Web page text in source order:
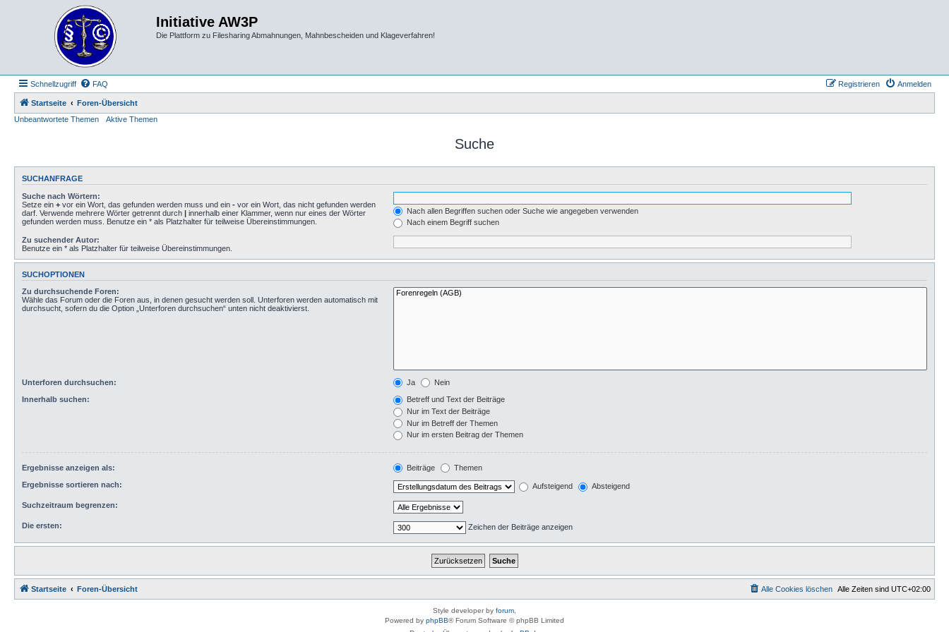
Initiative AW3P
Die Plattform zu Filesharing Abmahnungen, Mahnbescheiden und Klageverfahren!
Schnellzugriff FAQ Anmelden
Registrieren
Startseite
Foren-Übersicht
Unbeantwortete Themen
Aktive Themen
Suche
SUCHANFRAGE
Suche nach Wörtern:
Setze ein + vor ein Wort, das gefunden werden muss und ein - vor ein Wort, das nicht gefunden werden
darf. Verwende mehrere Wörter getrennt durch | innerhalb einer Klammer, wenn nur eines der Wörter
gefunden werden muss. Benutze ein * als Platzhalter für teilweise Übereinstimmungen.
Nach allen Begriffen suchen oder Suche wie angegeben verwenden
Nach einem Begriff suchen
Zu suchender Autor:
Benutze ein * als Platzhalter für teilweise Übereinstimmungen.
SUCHOPTIONEN
Zu durchsuchende Foren:
Wähle das Forum oder die Foren aus, in denen gesucht werden soll. Unterforen werden automatisch mit
durchsucht, sofern du die Option „Unterforen durchsuchen“ unten nicht deaktivierst.
Unterforen durchsuchen: Ja Nein
Innerhalb suchen:
Betreff und Text der Beiträge
Nur im Text der Beiträge
Nur im Betreff der Themen
Nur im ersten Beitrag der Themen
Ergebnisse anzeigen als: Beiträge Themen
Ergebnisse sortieren nach: Aufsteigend Absteigend
Suchzeitraum begrenzen:
Die ersten: Zeichen der Beiträge anzeigen
Startseite Foren-Übersicht Alle Zeiten sind UTC+02:00
Alle Cookies löschen
Style developer by forum,
Powered by phpBB® Forum Software © phpBB Limited